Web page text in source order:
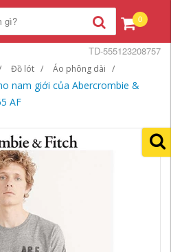
0
Đồ lót Áo phông dài
nam giới của Abercrombie &
AF
TD-555123208757